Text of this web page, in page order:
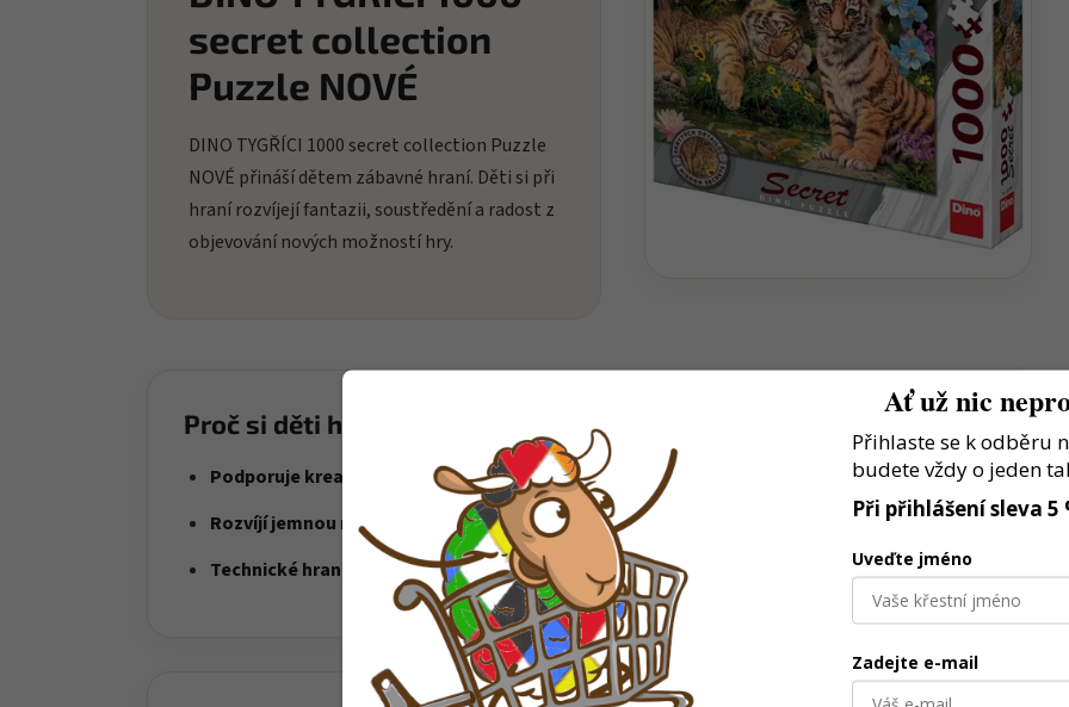
secret collection
Puzzle NOVÉ
DINO TYGŘÍCI 1000 secret collection Puzzle
NOVÉ přináší dětem zábavné hraní. Děti si při
hraní rozvíjejí fantazii, soustředění a radost z
objevování nových možností hry.
Proč si děti hračku oblíbí?
Podporuje kreativní stavění– děti si sestaví vlastní model a hrají si podle fantazie
Rozvíjí jemnou motoriku
– skládání dílků podporuje přesnost, trpělivost i soustředění
Technické hraní
– ideální pro děti, které baví stroje, auta a tvoření
Ať už nic
Přihlaste se k odběru
budete vždy o jeden
Při přihlášení sleva 5
Uveďte jméno
Zadejte e-mail